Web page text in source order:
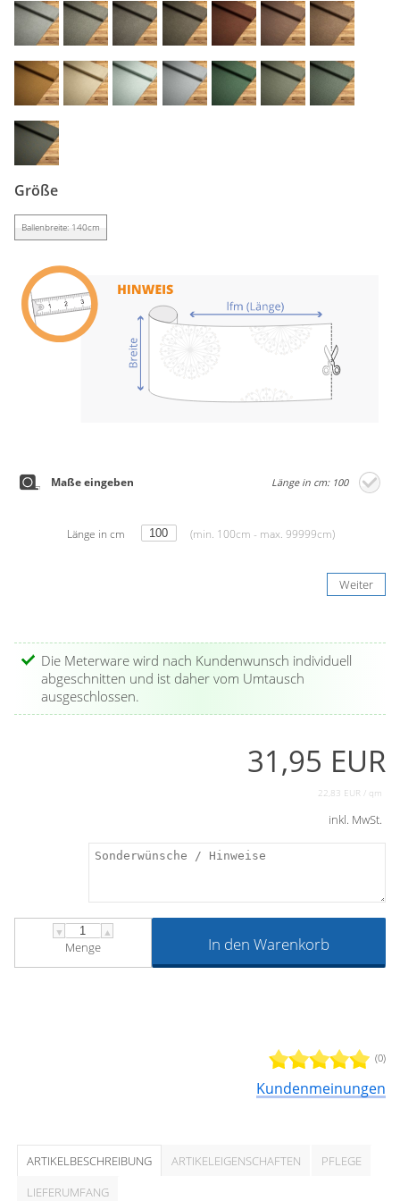
Gardinenstange
Stoffe
Panneaux
Größe
Ballenbreite: 140cm
Maße eingeben Länge in cm: 100
Länge in cm (min. 100cm - max. 99999cm)
Weiter
Die Meterware wird nach Kundenwunsch individuell
abgeschnitten und ist daher vom Umtausch
ausgeschlossen.
(0)
Kundenmeinungen
31,95 EUR
22,83 EUR / qm
inkl. MwSt.
▼ ▲
Menge In den Warenkorb
ARTIKELBESCHREIBUNG ARTIKELEIGENSCHAFTEN
PFLEGE
LIEFERUMFANG